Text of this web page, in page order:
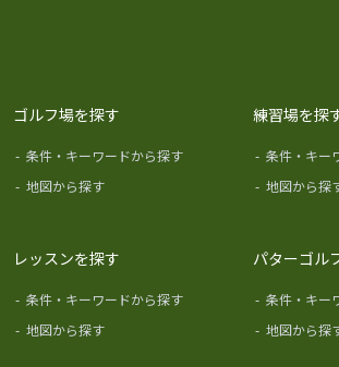
ゴルフ場を探す
- 条件・キーワードから探す
- 地図から探す
練習場を探
- 条件・キー
- 地図から探
レッスンを探す
- 条件・キーワードから探す
- 地図から探す
パターゴル
- 条件・キー
- 地図から探